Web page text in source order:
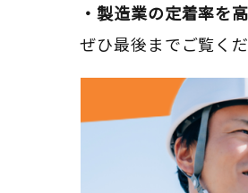
・製造業の定着率を
ぜひ最後までご覧くだ